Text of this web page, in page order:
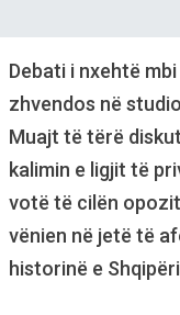
Debati i nxehtë
zhvendos në
Muajt të tërë
kalimin e ligjit të
votë të cilën
vënien në jetë të
historinë e